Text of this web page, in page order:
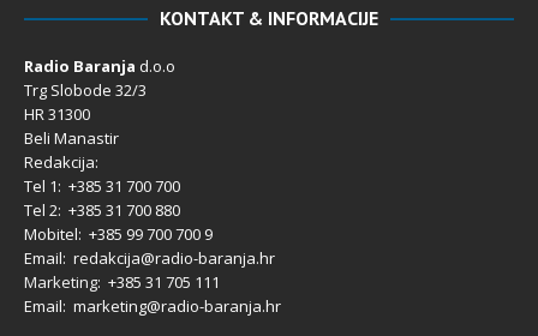
KONTAKT & INFORMACIJE
Radio Baranja d.o.o
Trg Slobode 32/3
HR 31300
Beli Manastir
Redakcija:
Tel 1: +385 31 700 700
Tel 2: +385 31 700 880
Mobitel: +385 99 700 700 9
Email: redakcija@radio-baranja.hr
Marketing: +385 31 705 111
Email: marketing@radio-baranja.hr